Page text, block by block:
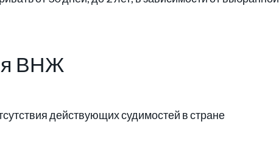
ВНЖ
действующих судимостей в стране